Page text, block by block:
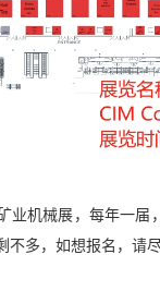
业机械展，每年一
多，如想报名，请尽